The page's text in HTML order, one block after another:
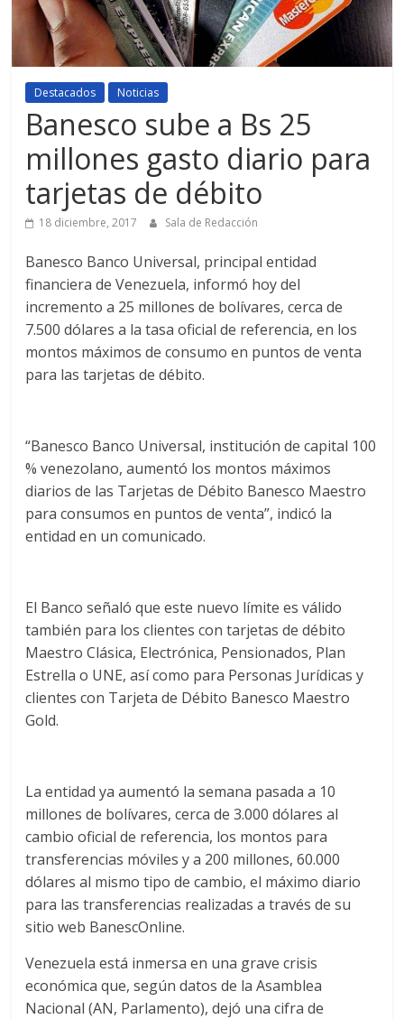
Destacados Noticias
Banesco sube a Bs 25
millones gasto diario para
tarjetas de débito
18 diciembre, 2017 Sala de Redacción
Banesco Banco Universal, principal entidad
financiera de Venezuela, informó hoy del
incremento a 25 millones de bolívares, cerca de
7.500 dólares a la tasa oficial de referencia, en los
montos máximos de consumo en puntos de venta
para las tarjetas de débito.
“Banesco Banco Universal, institución de capital 100
% venezolano, aumentó los montos máximos
diarios de las Tarjetas de Débito Banesco Maestro
para consumos en puntos de venta”, indicó la
entidad en un comunicado.
El Banco señaló que este nuevo límite es válido
también para los clientes con tarjetas de débito
Maestro Clásica, Electrónica, Pensionados, Plan
Estrella o UNE, así como para Personas Jurídicas y
clientes con Tarjeta de Débito Banesco Maestro
Gold.
La entidad ya aumentó la semana pasada a 10
millones de bolívares, cerca de 3.000 dólares al
cambio oficial de referencia, los montos para
transferencias móviles y a 200 millones, 60.000
dólares al mismo tipo de cambio, el máximo diario
para las transferencias realizadas a través de su
sitio web BanescOnline.
Venezuela está inmersa en una grave crisis
económica que, según datos de la Asamblea
Nacional (AN, Parlamento), dejó una cifra de